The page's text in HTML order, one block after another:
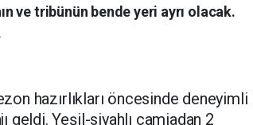
ve tribünün bende yeri ayrı olacak.
hazırlıkları öncesinde deneyimli
geldi. Yeşil-siyahlı camiadan 2